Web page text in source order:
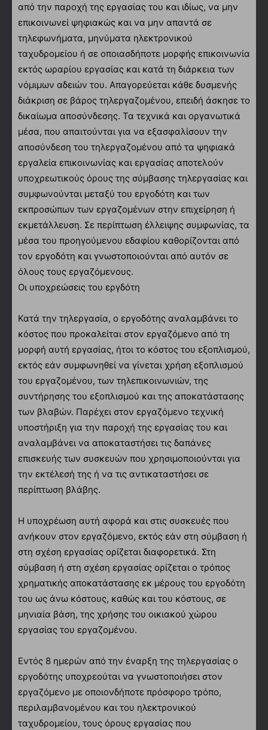
από την παροχή της εργασίας του και ιδίως, να μην
επικοινωνεί ψηφιακώς και να μην απαντά σε
τηλεφωνήματα, μηνύματα ηλεκτρονικού
ταχυδρομείου ή σε οποιασδήποτε μορφής επικοινωνία
εκτός ωραρίου εργασίας και κατά τη διάρκεια των
νόμιμων αδειών του. Απαγορεύεται κάθε δυσμενής
διάκριση σε βάρος τηλεργαζομένου, επειδή άσκησε το
δικαίωμα αποσύνδεσης. Τα τεχνικά και οργανωτικά
μέσα, που απαιτούνται για να εξασφαλίσουν την
αποσύνδεση του τηλεργαζομένου από τα ψηφιακά
εργαλεία επικοινωνίας και εργασίας αποτελούν
υποχρεωτικούς όρους της σύμβασης τηλεργασίας και
συμφωνούνται μεταξύ του εργοδότη και των
εκπροσώπων των εργαζομένων στην επιχείρηση ή
εκμετάλλευση. Σε περίπτωση έλλειψης συμφωνίας, τα
μέσα του προηγούμενου εδαφίου καθορίζονται από
τον εργοδότη και γνωστοποιούνται από αυτόν σε
όλους τους εργαζόμενους.
Οι υποχρεώσεις του εργδότη
Κατά την τηλεργασία, ο εργοδότης αναλαμβάνει το
κόστος που προκαλείται στον εργαζόμενο από τη
μορφή αυτή εργασίας, ήτοι το κόστος του εξοπλισμού,
εκτός εάν συμφωνηθεί να γίνεται χρήση εξοπλισμού
του εργαζομένου, των τηλεπικοινωνιών, της
συντήρησης του εξοπλισμού και της αποκατάστασης
των βλαβών. Παρέχει στον εργαζόμενο τεχνική
υποστήριξη για την παροχή της εργασίας του και
αναλαμβάνει να αποκαταστήσει τις δαπάνες
επισκευής των συσκευών που χρησιμοποιούνται για
την εκτέλεσή της ή να τις αντικαταστήσει σε
περίπτωση βλάβης.
Η υποχρέωση αυτή αφορά και στις συσκευές που
ανήκουν στον εργαζόμενο, εκτός εάν στη σύμβαση ή
στη σχέση εργασίας ορίζεται διαφορετικά. Στη
σύμβαση ή στη σχέση εργασίας ορίζεται ο τρόπος
χρηματικής αποκατάστασης εκ μέρους του εργοδότη
του ως άνω κόστους, καθώς και του κόστους, σε
μηνιαία βάση, της χρήσης του οικιακού χώρου
εργασίας του εργαζομένου.
Εντός 8 ημερών από την έναρξη της τηλεργασίας ο
εργοδότης υποχρεούται να γνωστοποιήσει στον
εργαζόμενο με οποιονδήποτε πρόσφορο τρόπο,
περιλαμβανομένου και του ηλεκτρονικού
ταχυδρομείου, τους όρους εργασίας που